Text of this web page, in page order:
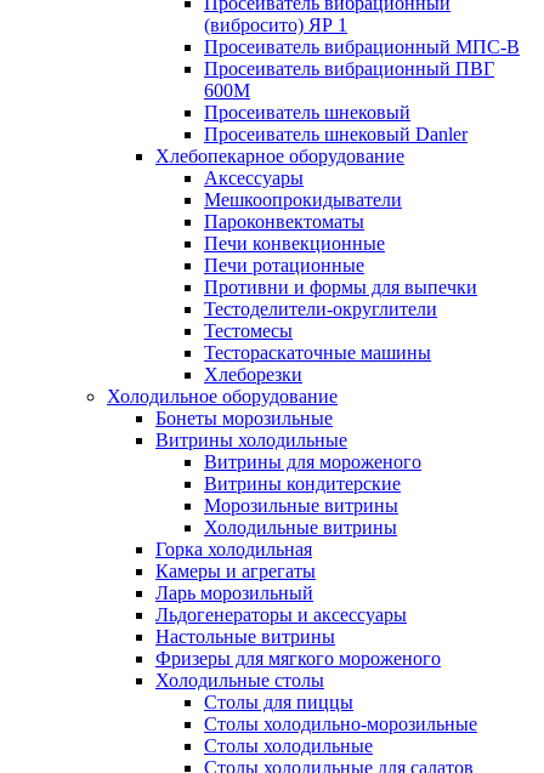
(вибросито) ЯР 1
Просеиватель вибрационный МПС-В
Просеиватель вибрационный ПВГ
600М
Просеиватель шнековый
Просеиватель шнековый Danler
Хлебопекарное оборудование
Аксессуары
Мешкоопрокидыватели
Пароконвектоматы
Печи конвекционные
Печи ротационные
Противни и формы для выпечки
Тестоделители-округлители
Тестомесы
Тестораскаточные машины
Хлеборезки
Холодильное оборудование
Бонеты морозильные
Витрины холодильные
Витрины для мороженого
Витрины кондитерские
Морозильные витрины
Холодильные витрины
Горка холодильная
Камеры и агрегаты
Ларь морозильный
Льдогенераторы и аксессуары
Настольные витрины
Фризеры для мягкого мороженого
Холодильные столы
Столы для пиццы
Столы холодильно-морозильные
Столы холодильные
Столы холодильные для салатов